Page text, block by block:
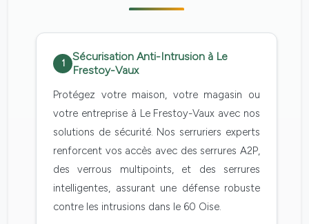
1
Sécurisation Anti-Intrusion à Le
Frestoy-Vaux
Protégez votre maison, votre magasin ou
votre entreprise à Le Frestoy-Vaux avec nos
solutions de sécurité. Nos serruriers experts
renforcent vos accès avec des serrures A2P,
des verrous multipoints, et des serrures
intelligentes, assurant une défense robuste
contre les intrusions dans le 60 Oise.